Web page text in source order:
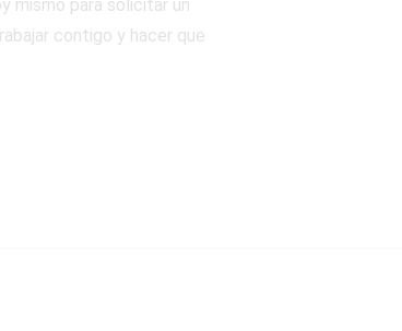
mismo para solicitar un
contigo y hacer que